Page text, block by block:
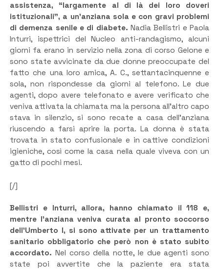
assistenza, “largamente al di là dei loro doveri
istituzionali”, a un’anziana sola e con gravi problemi
di demenza senile e di diabete. Nadia Bellistri e Paola
Inturri, ispettrici del Nucleo anti-randagismo, alcuni
giorni fa erano in servizio nella zona di corso Gelone e
sono state avvicinate da due donne preoccupate del
fatto che una loro amica, A. C., settantacinquenne e
sola, non rispondesse da giorni al telefono. Le due
agenti, dopo avere telefonato e avere verificato che
veniva attivata la chiamata ma la persona all’altro capo
stava in silenzio, si sono recate a casa dell’anziana
riuscendo a farsi aprire la porta. La donna è stata
trovata in stato confusionale e in cattive condizioni
igieniche, così come la casa nella quale viveva con un
gatto di pochi mesi.
[/]
Bellistri e Inturri, allora, hanno chiamato il 118 e,
mentre l’anziana veniva curata al pronto soccorso
dell’Umberto I, si sono attivate per un trattamento
sanitario obbligatorio che però non è stato subito
accordato. Nel corso della notte, le due agenti sono
state poi avvertite che la paziente era stata